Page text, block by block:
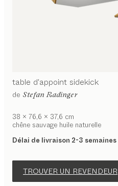
table d'appoint sidekick
de Stefan Radinger
38 x 76,6 x 37,6 cm
chêne sauvage huile naturelle
Délai de livraison 2-3 semaines
TROUVER UN REVENDEUR